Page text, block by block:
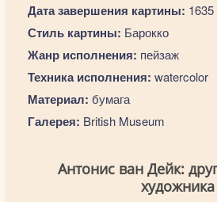
Дата завершения картины: 1635
Стиль картины: Барокко
Жанр исполнения: пейзаж
Техника исполнения: watercolor
Материал: бумага
Галерея: British Museum
Антонис ван Дейк:
художника